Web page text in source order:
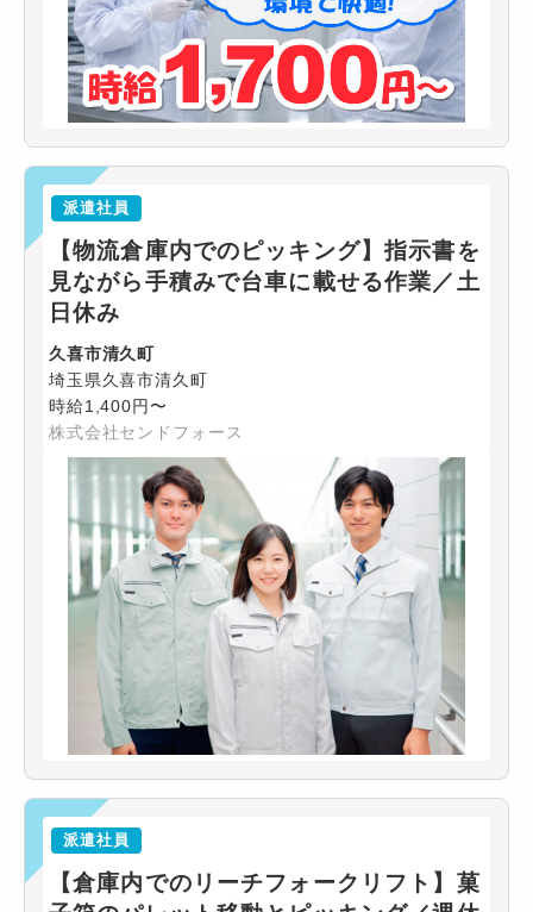
派遣社員
【物流倉庫内でのピッキング】指示書を
見ながら手積みで台車に載せる作業／土
日休み
久喜市清久町
埼玉県久喜市清久町
時給1,400円〜
株式会社センドフォース
派遣社員
【倉庫内でのリーチフォークリフト】菓